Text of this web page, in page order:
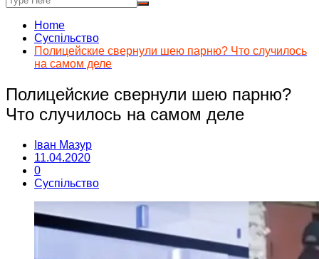
Home
Суспільство
Полицейские свернули шею парню? Что случилось
на самом деле
Полицейские свернули шею парню?
Что случилось на самом деле
Іван Мазур
11.04.2020
0
Суспільство